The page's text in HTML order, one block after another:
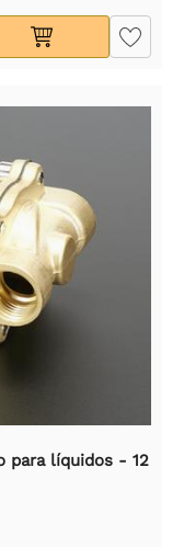
para líquidos - 12